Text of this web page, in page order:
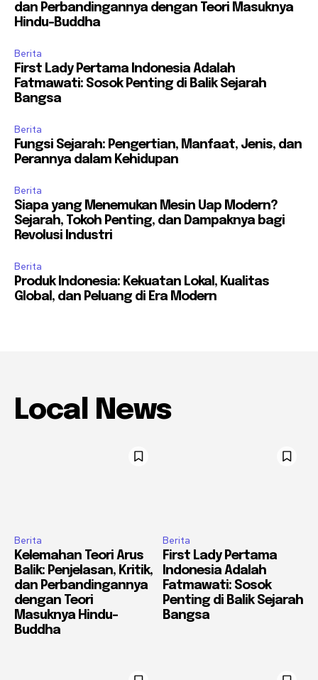
dan Perbandingannya dengan Teori Masuknya
Hindu-Buddha
Berita
First Lady Pertama Indonesia Adalah
Fatmawati: Sosok Penting di Balik Sejarah
Bangsa
Berita
Fungsi Sejarah: Pengertian, Manfaat, Jenis, dan
Perannya dalam Kehidupan
Berita
Siapa yang Menemukan Mesin Uap Modern?
Sejarah, Tokoh Penting, dan Dampaknya bagi
Revolusi Industri
Berita
Produk Indonesia: Kekuatan Lokal, Kualitas
Global, dan Peluang di Era Modern
Local News
Berita
Kelemahan Teori Arus
Balik: Penjelasan, Kritik,
dan Perbandingannya
dengan Teori
Masuknya Hindu-
Buddha
Berita
First Lady Pertama
Indonesia Adalah
Fatmawati: Sosok
Penting di Balik Sejarah
Bangsa